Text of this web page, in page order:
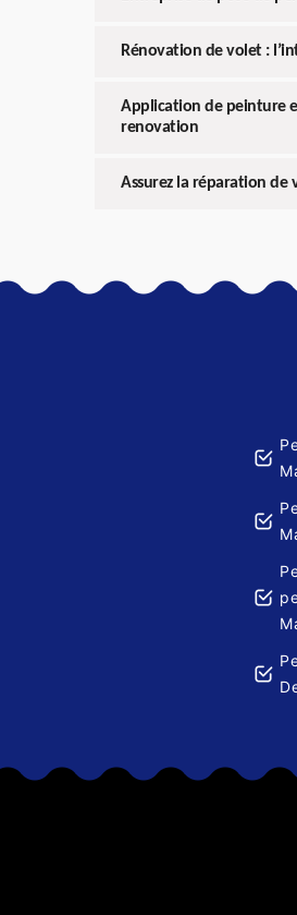
Rénovation de volet :
Application de peinture
renovation
Assurez la réparation de